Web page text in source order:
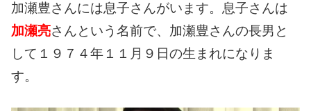
加瀬豊さんには息子さんがいます。 息子さんは
加瀬亮さんという名前で、加瀬豊さんの長男と
して１９７４年１１月９日の生まれになりま
す。